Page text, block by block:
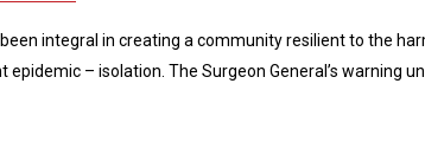
integral in creating a community resilient to the
– isolation. The Surgeon General’s warning